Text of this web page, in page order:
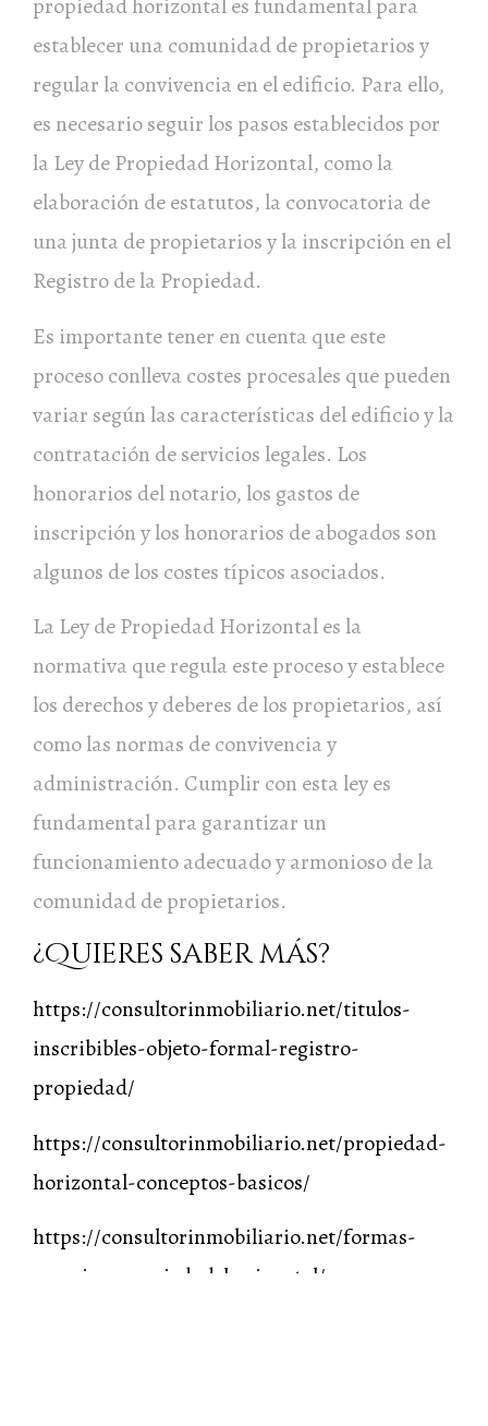
propiedad horizontal es fundamental para
establecer una comunidad de propietarios y
regular la convivencia en el edificio. Para ello,
es necesario seguir los pasos establecidos por
la Ley de Propiedad Horizontal, como la
elaboración de estatutos, la convocatoria de
una junta de propietarios y la inscripción en el
Registro de la Propiedad.
Es importante tener en cuenta que este
proceso conlleva costes procesales que pueden
variar según las características del edificio y la
contratación de servicios legales. Los
honorarios del notario, los gastos de
inscripción y los honorarios de abogados son
algunos de los costes típicos asociados.
La Ley de Propiedad Horizontal es la
normativa que regula este proceso y establece
los derechos y deberes de los propietarios, así
como las normas de convivencia y
administración. Cumplir con esta ley es
fundamental para garantizar un
funcionamiento adecuado y armonioso de la
comunidad de propietarios.
¿Quieres saber más?
https://consultorinmobiliario.net/titulos-
inscribibles-objeto-formal-registro-
propiedad/
https://consultorinmobiliario.net/propiedad-
horizontal-conceptos-basicos/
https://consultorinmobiliario.net/formas-
creacion-propiedad-horizontal/